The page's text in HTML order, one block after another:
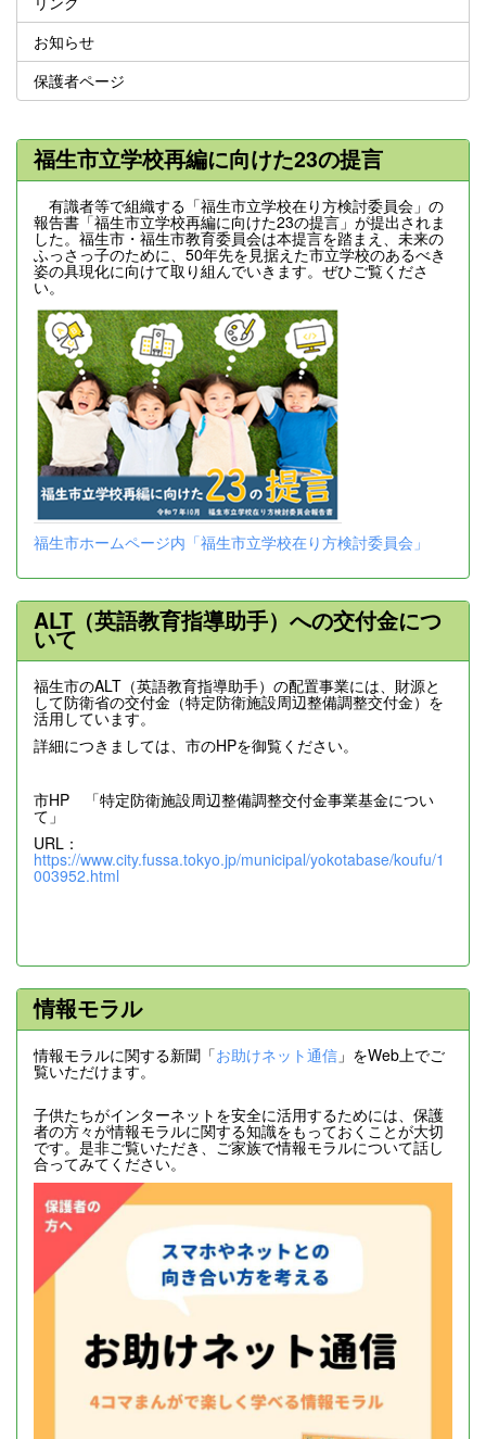
お知らせ
保護者ページ
福生市立学校再編に向けた23の提言
有識者等で組織する「福生市立学校在り方検討委員会」の
報告書「福生市立学校再編に向けた23の提言」が提出されま
した。福生市・福生市教育委員会は本提言を踏まえ、未来の
ふっさっ子のために、50年先を見据えた市立学校のあるべき
姿の具現化に向けて取り組んでいきます。ぜひご覧くださ
い。
福生市ホームページ内「福生市立学校在り方検討委員会」
ALT（英語教育指導助手）への交付金につ
いて
福生市のALT（英語教育指導助手）の配置事業には、財源と
して防衛省の交付金（特定防衛施設周辺整備調整交付金）を
活用しています。
詳細につきましては、市のHPを御覧ください。
市HP 「特定防衛施設周辺整備調整交付金事業基金につい
て」
URL：
https://www.city.fussa.tokyo.jp/municipal/yokotabase/koufu/1
003952.html
情報モラル
情報モラルに関する新聞「お助けネット通信 」をWeb上でご
覧いただけます。
子供たちがインターネットを安全に活用するためには、保護
者の方々が情報モラルに関する知識をもっておくことが大切
です。是非ご覧いただき、ご家族で情報モラルについて話し
合ってみてください。